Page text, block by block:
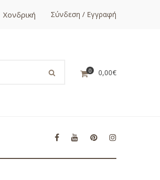
Χονδρική Σύνδεση / Εγγραφή
0 0,00€